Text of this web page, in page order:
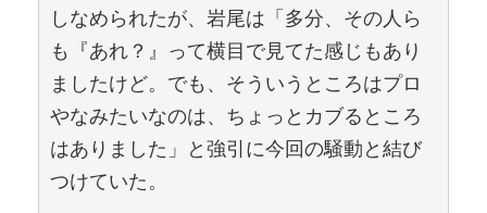
しなめられたが、岩尾は「多分、その人ら
も『あれ？』って横目で見てた感じもあり
ましたけど。でも、そういうところはプロ
やなみたいなのは、ちょっとカブるところ
はありました」と強引に今回の騒動と結び
つけていた。